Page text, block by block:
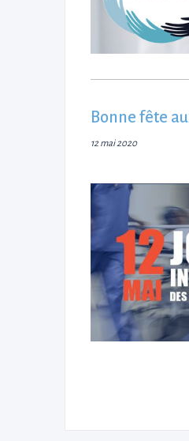
Bonne fête
12 mai 2020